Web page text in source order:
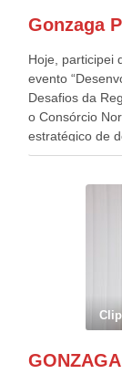
Patriota.
Hoje, participei
evento
Desafios da
o Consórcio
estratégico de
desafios para
evento contou
Alckmin, que
governador de
Nordeste,
atualmente
Governadora
Casa Civil, Rui
de todo